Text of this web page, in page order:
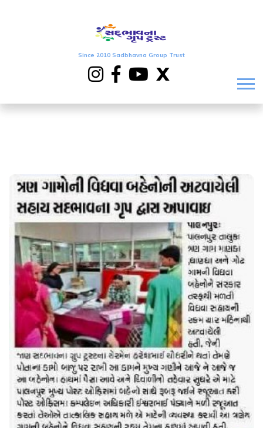
Since 2010 Sadbhavna Group Trust
X